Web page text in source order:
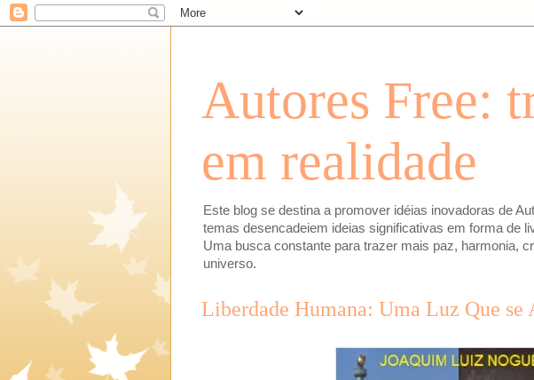
Autores Free:
em realidade
Este blog se destina a promover idéias inovadoras de
temas desencadeiem ideias significativas em forma de
Uma busca constante para trazer mais paz, harmonia,
universo.
Liberdade Humana: Uma Luz Que se